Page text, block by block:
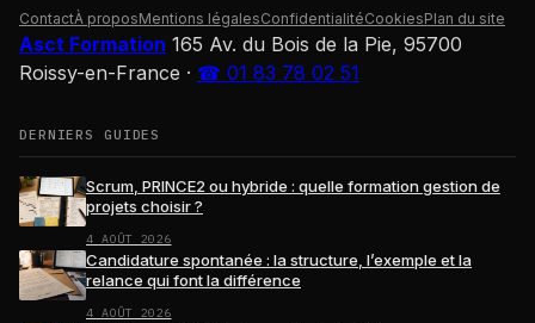
ContactÀ proposMentions légalesConfidentialitéCookiesPlan du site
Asct Formation 165 Av. du Bois de la Pie, 95700
Roissy-en-France · ☎ 01 83 78 02 51
DERNIERS GUIDES
Scrum, PRINCE2 ou hybride : quelle formation gestion de
projets choisir ?
4 AOÛT 2026
Candidature spontanée : la structure, l’exemple et la
relance qui font la différence
4 AOÛT 2026